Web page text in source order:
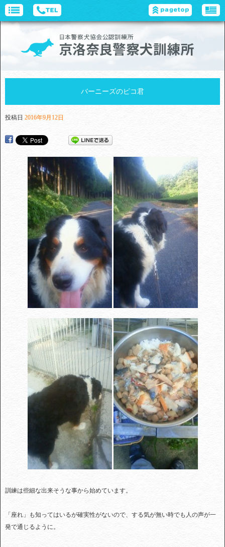
バーニーズのピコ君
投稿日 2016年9月12日
訓練は些細な出来そうな事から始めています。
「座れ」も知ってはいるが確実性がないので、する気が無い時でも人の声が一
発で通じるように。